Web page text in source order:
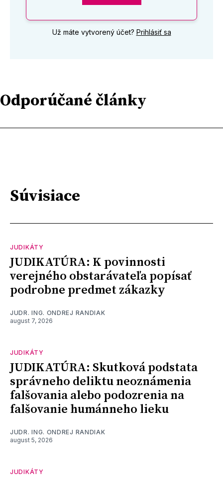
Už máte vytvorený účet? Prihlásiť sa
Odporúčané články
Súvisiace
JUDIKÁTY
JUDIKATÚRA: K povinnosti
verejného obstarávateľa popísať
podrobne predmet zákazky
JUDR. ING. ONDREJ RANDIAK
august 7, 2026
JUDIKÁTY
JUDIKATÚRA: Skutková podstata
správneho deliktu neoznámenia
falšovania alebo podozrenia na
falšovanie humánneho lieku
JUDR. ING. ONDREJ RANDIAK
august 5, 2026
JUDIKÁTY